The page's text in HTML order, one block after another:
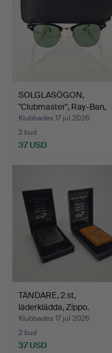
SOLGLASÖGON,
"Clubmaster", Ray-Ban,
W0365.
Klubbades 17 jul 2026
2 bud
37 USD
TÄNDARE, 2 st,
läderklädda, Zippo.
Klubbades 17 jul 2026
2 bud
37 USD